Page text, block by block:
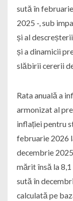
sută în
2025 -, sub
și al
și a dinamicii
slăbirii cererii
Rata anuală a
armonizat al
inflației pentru
februarie 2026
decembrie
mărit însă la
sută în
calculată pe